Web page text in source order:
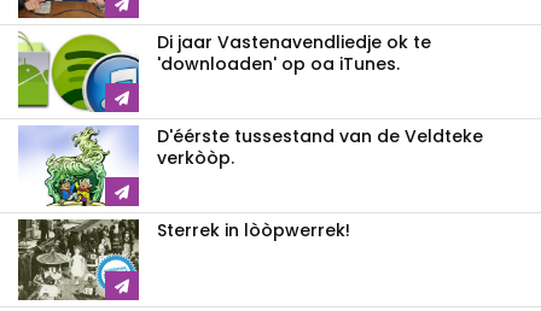
Di jaar Vastenavendliedje ok te
'downloaden' op oa iTunes.
D'éérste tussestand van de Veldteke
verkòòp.
Sterrek in lòòpwerrek!